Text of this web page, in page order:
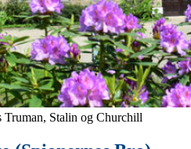
Truman, Stalin og Churchill